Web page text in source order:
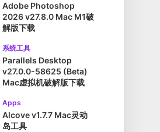
Adobe Photoshop
2026 v27.8.0 Mac M1破
解版下载
系统工具
Parallels Desktop
v27.0.0-58625 (Beta)
Mac虚拟机破解版下载
Apps
Alcove v1.7.7 Mac灵动
岛工具